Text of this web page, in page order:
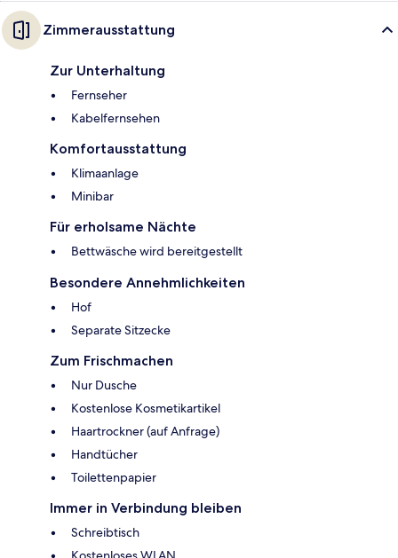
Zimmerausstattung
Zur Unterhaltung
Fernseher
Kabelfernsehen
Komfortausstattung
Klimaanlage
Minibar
Für erholsame Nächte
Bettwäsche wird bereitgestellt
Besondere Annehmlichkeiten
Hof
Separate Sitzecke
Zum Frischmachen
Nur Dusche
Kostenlose Kosmetikartikel
Haartrockner (auf Anfrage)
Handtücher
Toilettenpapier
Immer in Verbindung bleiben
Schreibtisch